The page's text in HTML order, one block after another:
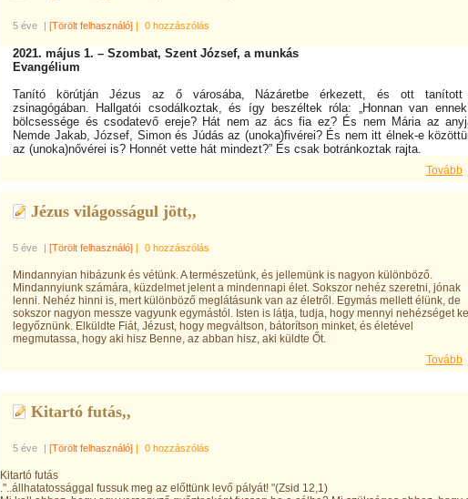
5 éve | [Törölt felhasználó] | 0 hozzászólás
2021. május 1. – Szombat, Szent József, a munkás
Evangélium
Tanító körútján Jézus az ő városába, Názáretbe érkezett, és ott
zsinagógában. Hallgatói csodálkoztak, és így beszéltek róla: „Honnan van
bölcsessége és csodatevő ereje? Hát nem az ács fia ez? És nem Mária az
Nemde Jakab, József, Simon és Júdás az (unoka)fivérei? És nem itt élnek-e
az (unoka)nővérei is? Honnét vette hát mindezt?” És csak botránkoztak rajta.
Tovább
Jézus világosságul jött,,
5 éve | [Törölt felhasználó] | 0 hozzászólás
Mindannyian hibázunk és vétünk. A természetünk, és jellemünk is nagyon különböző.
Mindannyiunk számára, küzdelmet jelent a mindennapi élet. Sokszor nehéz szeretni, jónak
lenni. Nehéz hinni is, mert különböző meglátásunk van az életről. Egymás mellett élünk, de
sokszor nagyon messze vagyunk egymástól. Isten is látja, tudja, hogy mennyi nehézséget kell
legyőznünk. Elküldte Fiát, Jézust, hogy megváltson, bátorítson minket, és életével
megmutassa, hogy aki hisz Benne, az abban hisz, aki küldte Őt.
Tovább
Kitartó futás,,
5 éve | [Törölt felhasználó] | 0 hozzászólás
Kitartó futás
."..állhatatossággal fussuk meg az előttünk levő pályát! "(Zsid 12,1)